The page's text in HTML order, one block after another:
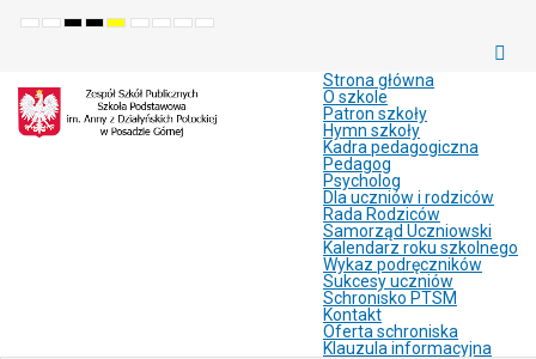
Default
NightHigh
mode
High
mode
High
mode
SetSetMake
Set
Strona główna
O szkole
Patron szkoły
Hymn szkoły
Kadra pedagogiczna
Pedagog
Psycholog
Dla uczniów i rodziców
Rada Rodziców
Samorząd Uczniowski
Kalendarz roku szkolnego
Wykaz podręczników
Sukcesy uczniów
Schronisko PTSM
Kontakt
Oferta schroniska
Klauzula informacyjna